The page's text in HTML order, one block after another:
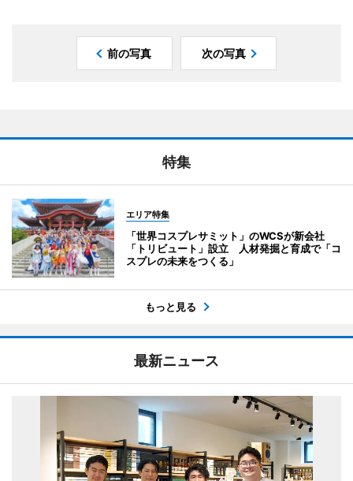
前の写真 次の写真
特集
エリア特集
「世界コスプレサミット」のWCSが新会社
「トリビュート」設立 人材発掘と育成で「コ
スプレの未来をつくる」
もっと見る
最新ニュース